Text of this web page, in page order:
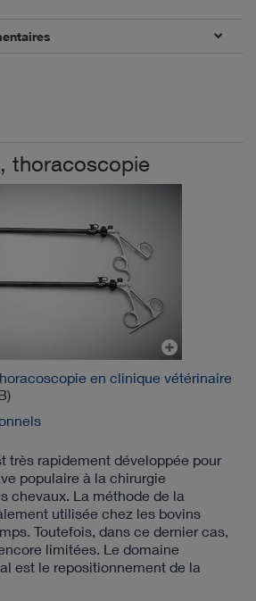
thoracoscopie
en clinique vétérinaire
très rapidement développée pour
populaire à la chirurgie
chevaux. La méthode de la
utilisée chez les bovins
Toutefois, dans ce dernier cas,
limitées. Le domaine
est le repositionnement de la